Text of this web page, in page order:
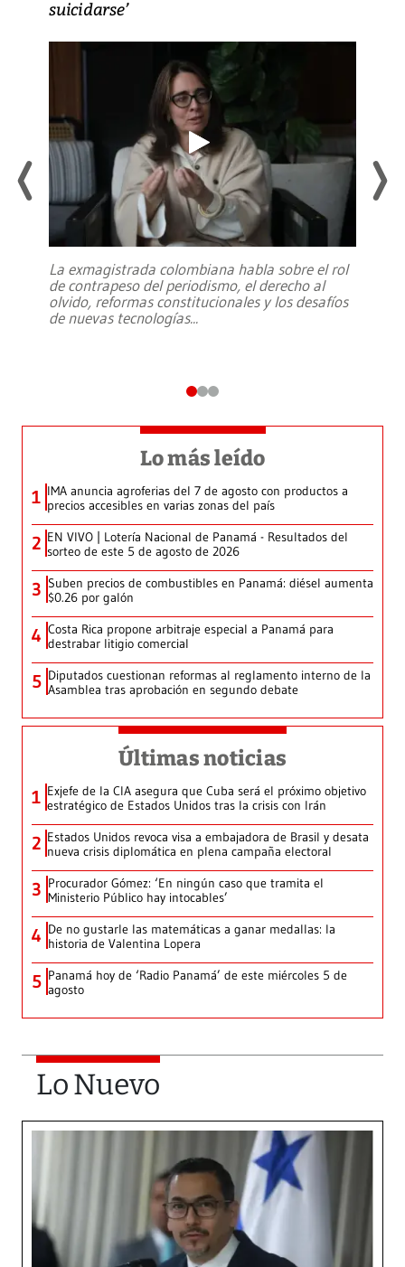
suicidarse’
La exmagistrada colombiana habla sobre el rol
de contrapeso del periodismo, el derecho al
olvido, reformas constitucionales y los desafíos
de nuevas tecnologías...
Lo más leído
1 IMA anuncia agroferias del 7 de agosto con productos a
precios accesibles en varias zonas del país
2 EN VIVO | Lotería Nacional de Panamá - Resultados del
sorteo de este 5 de agosto de 2026
3 Suben precios de combustibles en Panamá: diésel aumenta
$0.26 por galón
4 Costa Rica propone arbitraje especial a Panamá para
destrabar litigio comercial
5 Diputados cuestionan reformas al reglamento interno de la
Asamblea tras aprobación en segundo debate
Últimas noticias
1 Exjefe de la CIA asegura que Cuba será el próximo objetivo
estratégico de Estados Unidos tras la crisis con Irán
2 Estados Unidos revoca visa a embajadora de Brasil y desata
nueva crisis diplomática en plena campaña electoral
3 Procurador Gómez: ‘En ningún caso que tramita el
Ministerio Público hay intocables’
4 De no gustarle las matemáticas a ganar medallas: la
historia de Valentina Lopera
5 Panamá hoy de ‘Radio Panamá’ de este miércoles 5 de
agosto
Lo Nuevo